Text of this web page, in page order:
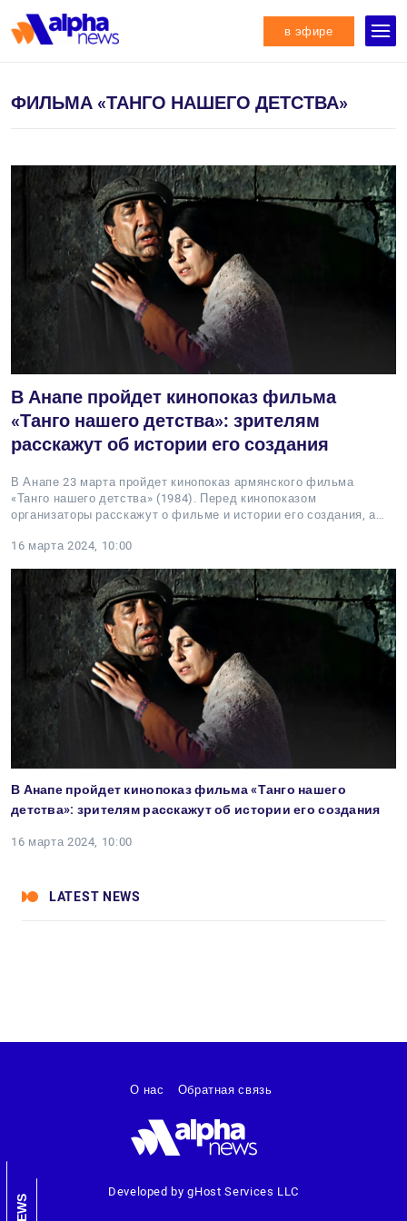
в эфире
ФИЛЬМА «‎ТАНГО НАШЕГО ДЕТСТВА»
В Анапе пройдет кинопоказ фильма
«‎Танго нашего детства»: зрителям
расскажут об истории его создания
В Анапе 23 марта пройдет кинопоказ армянского фильма
«‎Танго нашего детства» (1984). Перед кинопоказом
организаторы расскажут о фильме и истории его создания, а…
16 марта 2024, 10:00
В Анапе пройдет кинопоказ фильма «‎Танго нашего
детства»: зрителям расскажут об истории его создания
16 марта 2024, 10:00
LATEST NEWS
NEWS
Developed by gHost Services LLC
О нас Обратная связь